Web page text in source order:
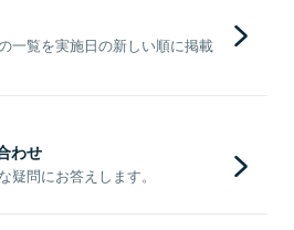
一覧を実施日の新しい順に掲載
わせ
問にお答えします。